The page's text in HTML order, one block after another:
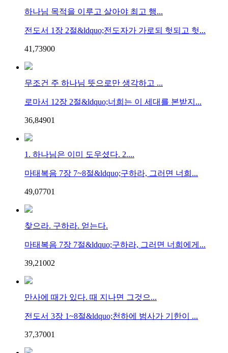
하나님 목적을 이루고 살아야 최고 행...
전도서 1장 2절&ldquo;전도자가 가로되 헛되고 헛...
41,73900
무조건 주 하나님 뜻으로만 생각하고 ...
로마서 12장 2절&ldquo;너희는 이 세대를 본받지...
36,84901
1. 하나님은 이미 도우셨다. 2....
마태복음 7장 7~8절&ldquo;구하라, 그러면 너희...
49,07701
찾으라. 구하라. 얻는다.
마태복음 7장 7절&ldquo;구하라, 그러면 너희에게...
39,21002
만사에 때가 있다. 때 지나면 그것으...
전도서 3장 1~8절&ldquo;천하에 범사가 기한이 ...
37,37001